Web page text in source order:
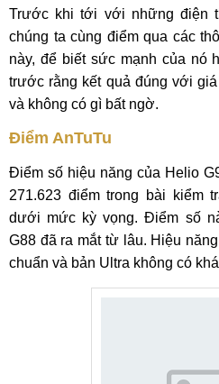
Trước khi tới với những điện
chúng ta cùng điểm qua các
này, để biết sức mạnh của nó
trước rằng kết quả đúng với
và không có gì bất ngờ.
Điểm AnTuTu
Điểm số hiệu năng của Helio
271.623 điểm trong bài kiểm
dưới mức kỳ vọng. Điểm số
G88 đã ra mắt từ lâu. Hiệu
chuẩn và bản Ultra không có